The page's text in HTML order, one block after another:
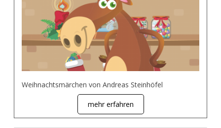
Weihnachtsmärchen von Andreas Steinhöfel
mehr erfahren